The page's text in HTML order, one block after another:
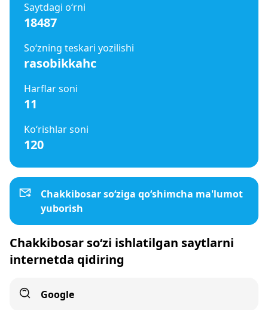
Saytdagi o‘rni
18487
So‘zning teskari yozilishi
rasobikkahc
Harflar soni
11
Ko‘rishlar soni
120
Chakkibosar so‘ziga qo‘shimcha ma'lumot
yuborish
Chakkibosar so‘zi ishlatilgan saytlarni
internetda qidiring
Google